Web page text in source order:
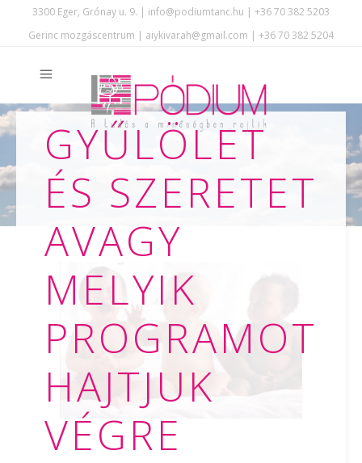
3300 Eger, Grónay u. 9. | info@podiumtanc.hu | +36 70 382 5203
Gerinc mozgáscentrum | aiykivarah@gmail.com | +36 70 382 5204
GYŰLÖLET
ÉS SZERETET
AVAGY
MELYIK
PROGRAMOT
HAJTJUK
VÉGRE